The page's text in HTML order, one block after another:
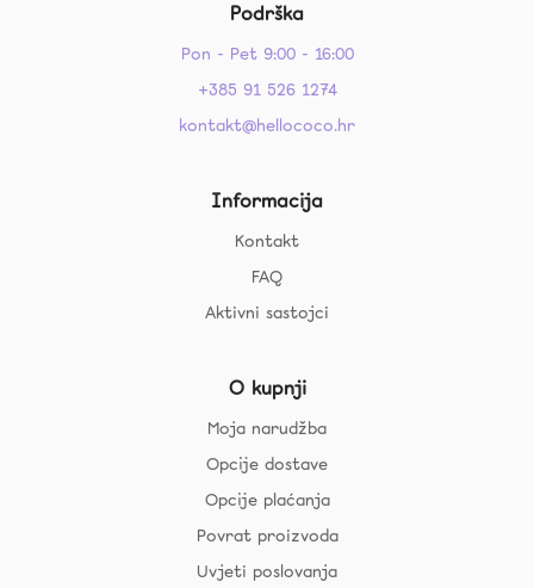
Podrška
Pon - Pet 9:00 - 16:00
+385 91 526 1274
kontakt@hellococo.hr
Informacija
Kontakt
FAQ
Aktivni sastojci
O kupnji
Moja narudžba
Opcije dostave
Opcije plaćanja
Povrat proizvoda
Uvjeti poslovanja